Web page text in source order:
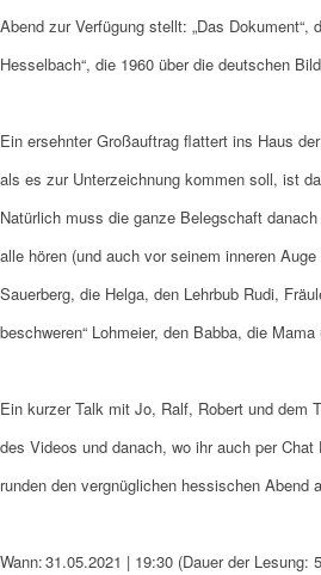
Abend zur Verfügung stellt: „Das Dokument“,
Hesselbach“, die 1960 über die deutschen
Ein ersehnter Großauftrag flattert ins Haus
als es zur Unterzeichnung kommen soll, ist
Natürlich muss die ganze Belegschaft
alle hören (und auch vor seinem inneren
Sauerberg, die Helga, den Lehrbub Rudi,
beschweren“ Lohmeier, den Babba, die
Ein kurzer Talk mit Jo, Ralf, Robert und dem
des Videos und danach, wo ihr auch per
runden den vergnüglichen hessischen Abend
Wann: 31.05.2021 | 19:30 (Dauer der Lesung: